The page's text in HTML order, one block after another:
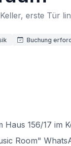
erste Tür
Buchung
Haus 156/17 im
Room"